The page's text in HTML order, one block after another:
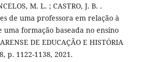
M. L. ; CASTRO, J. B. .
de uma professora em relação à
formação baseada no ensino
DE EDUCAÇÃO E HISTÓRIA
p. 1122-1138, 2021.